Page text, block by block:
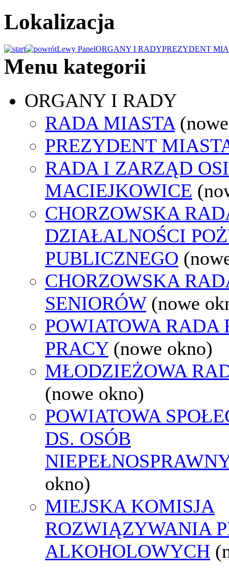
Lokalizacja
Lewy PanelORGANY I RADYPREZYDENT
Menu kategorii
ORGANY I RADY
RADA MIASTA
PREZYDENT
RADA I ZARZĄD
MACIEJKOWICE
CHORZOWSKA
DZIAŁALNOŚCI
PUBLICZNEGO
CHORZOWSKA
SENIORÓW (nowe
POWIATOWA RADA
PRACY (nowe okno)
MŁODZIEŻOWA
(nowe okno)
POWIATOWA
DS. OSÓB
okno)
MIEJSKA KOMISJA
ROZWIĄZYWANIA
ALKOHOLOWYCH